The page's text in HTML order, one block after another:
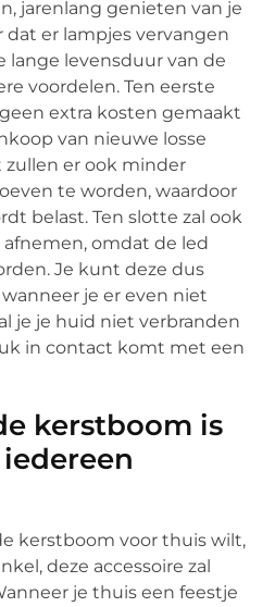
jarenlang genieten van je
er lampjes vervangen
lange levensduur van de
voordelen. Ten eerste
extra kosten gemaakt
van nieuwe losse
zullen er ook minder
te worden, waardoor
belast. Ten slotte zal ook
omdat de led
Je kunt deze dus
je er even niet
je je huid niet verbranden
in contact komt met een
kerstboom is
kerstboom voor thuis wilt,
deze accessoire zal
je thuis een feestje